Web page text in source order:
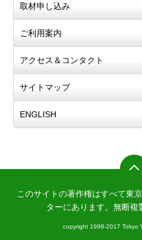
取材申し込み
ご利用案内
アクセス＆コンタクト
サイトマップ
ENGLISH
このサイトの著作権はすべて東
ターにあります。 無断複
copyright 1998-2017 Tokyo